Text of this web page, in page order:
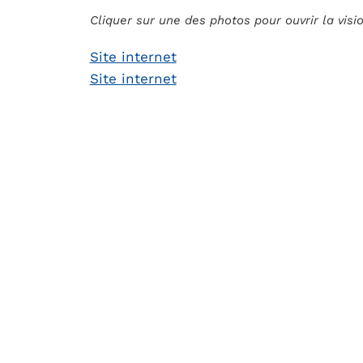
Cliquer sur une des photos pour ouvrir la
Site internet
Site internet